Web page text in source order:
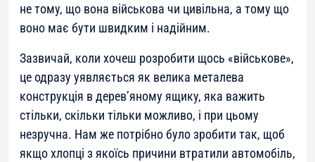
не тому, що вона військова чи цивільна, а тому що
воно має бути швидким і надійним.
Зазвичай, коли хочеш розробити щось «військове»,
це одразу уявляється як велика металева
конструкція в дерев’яному ящику, яка важить
стільки, скільки тільки можливо, і при цьому
незручна. Нам же потрібно було зробити так, щоб
якщо хлопці з якоїсь причини втратили автомобіль,